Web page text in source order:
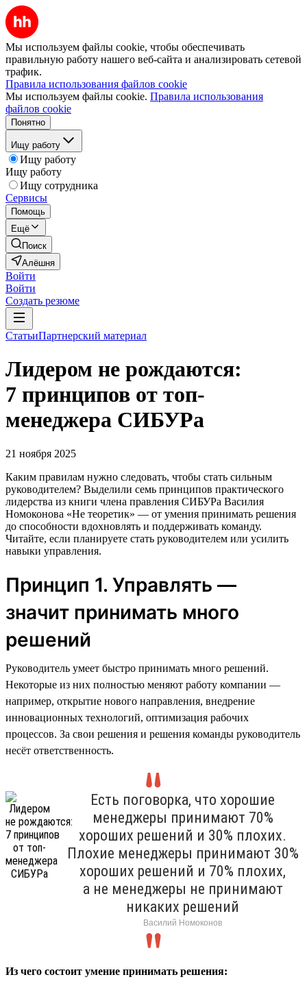
Мы используем файлы cookie, чтобы обеспечивать
правильную работу нашего веб-сайта и анализировать сетевой
трафик.
Правила использования файлов cookie
Мы используем файлы cookie. Правила использования
файлов cookie
Понятно
Ищу работу
Ищу работу
Ищу работу
Ищу сотрудника
Сервисы
Помощь
Ещё
Поиск
Алёшня
Войти
Войти
Создать резюме
СтатьиПартнерский материал
Лидером не рождаются:
7 принципов от топ-
менеджера СИБУРа
21 ноября 2025
Каким правилам нужно следовать, чтобы стать сильным
руководителем? Выделили семь принципов практического
лидерства из книги члена правления СИБУРа Василия
Номоконова «Не теоретик» — от умения принимать решения
до способности вдохновлять и поддерживать команду.
Читайте, если планируете стать руководителем или усилить
навыки управления.
Принцип 1. Управлять —
значит принимать много
решений
Руководитель умеет быстро принимать много решений.
Некоторые из них полностью меняют работу компании —
например, открытие нового направления, внедрение
инновационных технологий, оптимизация рабочих
процессов. За свои решения и решения команды руководитель
несёт ответственность.
Есть поговорка, что хорошие
менеджеры принимают 70%
хороших решений и 30% плохих.
Плохие менеджеры принимают 30%
хороших решений и 70% плохих,
а не менеджеры не принимают
никаких решений
Василий Номоконов
Из чего состоит умение принимать решения: